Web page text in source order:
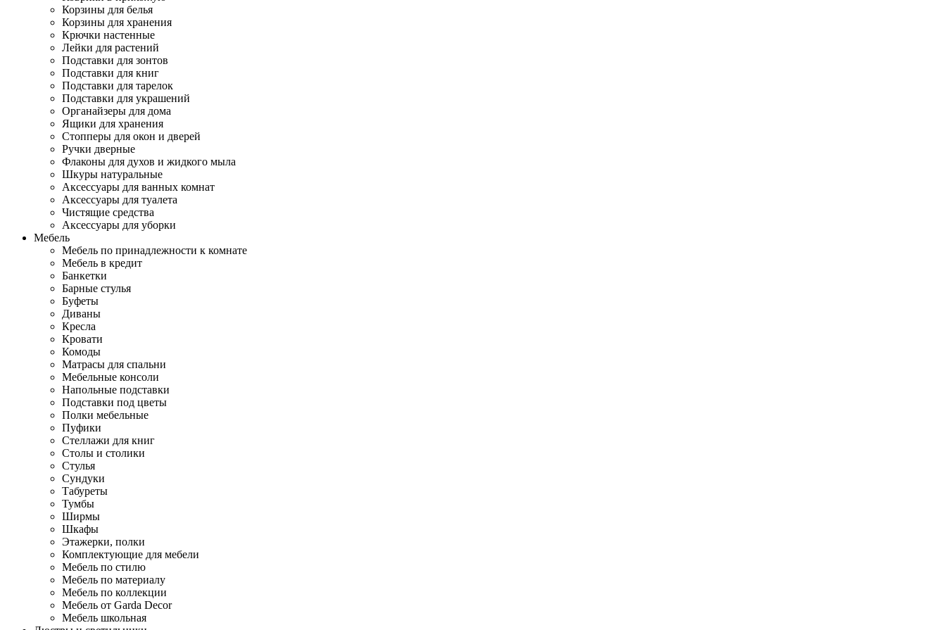
Корзины для белья
Корзины для хранения
Крючки настенные
Лейки для растений
Подставки для зонтов
Подставки для книг
Подставки для тарелок
Подставки для украшений
Органайзеры для дома
Ящики для хранения
Стопперы для окон и дверей
Ручки дверные
Флаконы для духов и жидкого мыла
Шкуры натуральные
Аксессуары для ванных комнат
Аксессуары для туалета
Чистящие средства
Аксессуары для уборки
Мебель
Мебель по принадлежности к комнате
Мебель в кредит
Банкетки
Барные стулья
Буфеты
Диваны
Кресла
Кровати
Комоды
Матрасы для спальни
Мебельные консоли
Напольные подставки
Подставки под цветы
Полки мебельные
Пуфики
Стеллажи для книг
Столы и столики
Стулья
Сундуки
Табуреты
Тумбы
Ширмы
Шкафы
Этажерки, полки
Комплектующие для мебели
Мебель по стилю
Мебель по материалу
Мебель по коллекции
Мебель от Garda Decor
Мебель школьная